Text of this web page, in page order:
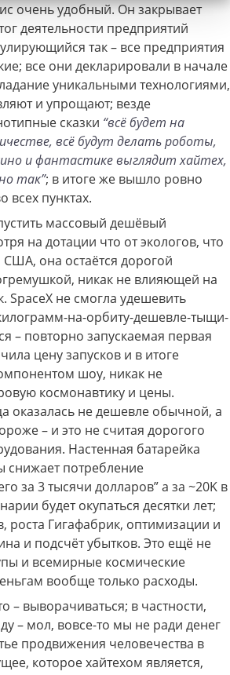
очень удобный. Он закрывает
деятельности предприятий
так – все предприятия
все они декларировали в начале
уникальными технологиями,
и упрощают; везде
сказки “всё будет на
всё будут делать роботы,
и фантастике выглядит хайтех,
так”; в итоге же вышло ровно
всех пунктах.
массовый дешёвый
на дотации что от экологов, что
она остаётся дорогой
никак не влияющей на
SpaceX не смогла удешевить
на-орбиту-дешевле-тыщи-
– повторно запускаемая первая
цену запусков и в итоге
шоу, никак не
космонавтику и цены.
оказалась не дешевле обычной, а
– и это не считая дорогого
Настенная батарейка
снижает потребление
за 3 тысячи долларов” а за ~20K в
будет окупаться десятки лет;
роста Гигафабрик, оптимизации и
и подсчёт убытков. Это ещё не
и всемирные космические
вообще только расходы.
– выворачиваться; в частности,
– мол, вовсе-то мы не ради денег
продвижения человечества в
которое хайтехом является,